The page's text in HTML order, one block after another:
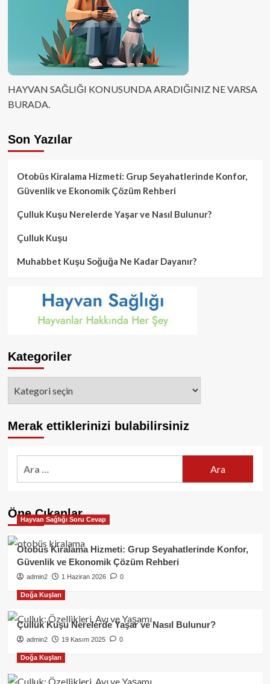
HAYVAN SAĞLIĞI KONUSUNDA ARADIĞINIZ NE VARSA
BURADA.
Son Yazılar
Otobüs Kiralama Hizmeti: Grup Seyahatlerinde Konfor,
Güvenlik ve Ekonomik Çözüm Rehberi
Çulluk Kuşu Nerelerde Yaşar ve Nasıl Bulunur?
Çulluk Kuşu
Muhabbet Kuşu Soğuğa Ne Kadar Dayanır?
Kategoriler
Merak ettiklerinizi bulabilirsiniz
Öne Çıkanlar
Hayvan Sağlığı Soru Cevap
Otobüs Kiralama Hizmeti: Grup Seyahatlerinde Konfor,
Güvenlik ve Ekonomik Çözüm Rehberi
admin2 1 Haziran 2026 0
Doğa Kuşları
Çulluk Kuşu Nerelerde Yaşar ve Nasıl Bulunur?
admin2 19 Kasım 2025 0
Doğa Kuşları